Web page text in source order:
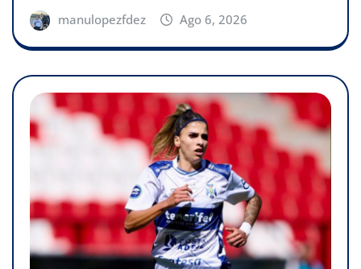
manulopezfdez Ago 6, 2026